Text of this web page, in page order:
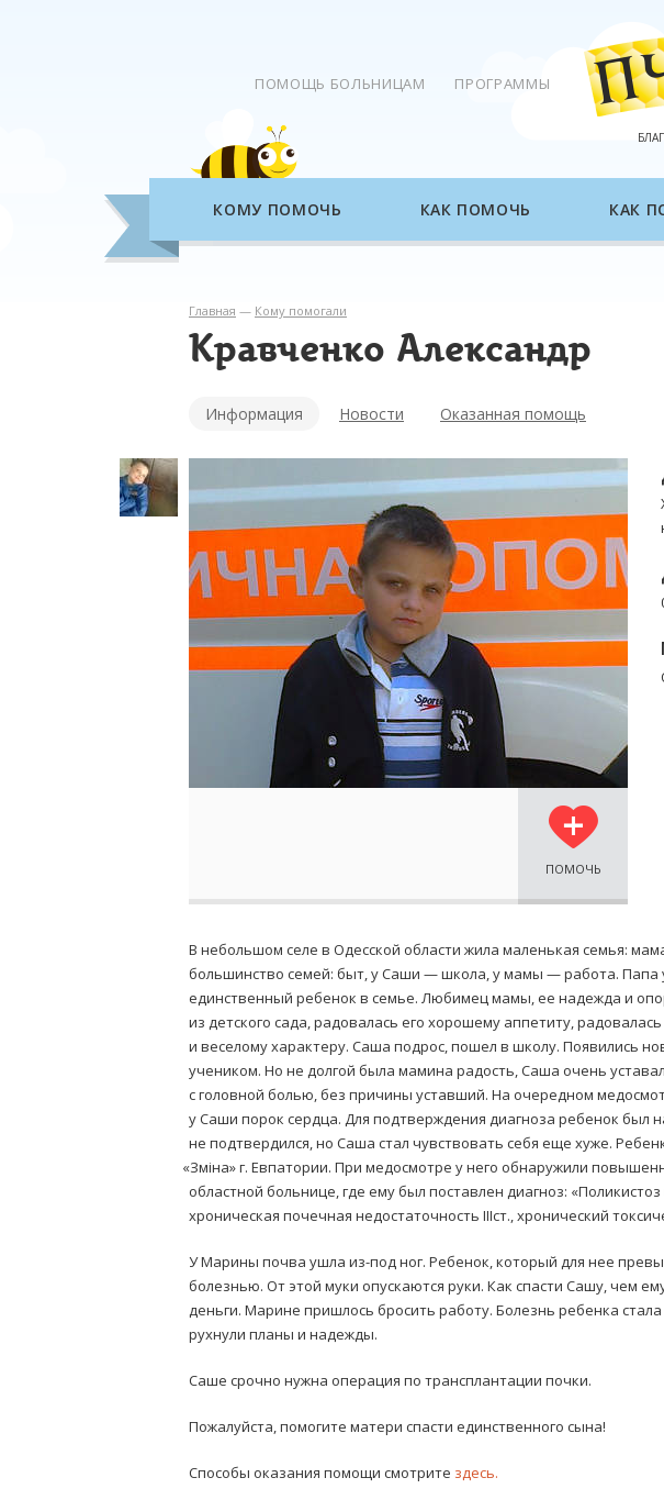
ПОМОЩЬ БОЛЬНИЦАМ ПРОГРАММЫ
КОМУ ПОМОЧЬ КАК ПОМОЧЬ КАК
Главная — Кому помогали
Кравченко Александр
Информация Новости Оказанная помощь
ПОМОЧЬ
В небольшом селе в Одесской области жила маленькая семья:
большинство семей: быт, у Саши — школа, у мамы — работа. Папа
единственный ребенок в семье. Любимец мамы, ее надежда и
из детского сада, радовалась его хорошему аппетиту,
и веселому характеру. Саша подрос, пошел в школу. Появились
учеником. Но не долгой была мамина радость, Саша очень
с головной болью, без причины уставший. На очередном
у Саши порок сердца. Для подтверждения диагноза ребенок был
не подтвердился, но Саша стал чувствовать себя еще хуже.
«Зміна» г. Евпатории. При медосмотре у него обнаружили
областной больнице, где ему был поставлен диагноз:
хроническая почечная недостаточность IIIст., хронический
У Марины почва ушла из-под ног. Ребенок, который для нее
болезнью. От этой муки опускаются руки. Как спасти Сашу, чем
деньги. Марине пришлось бросить работу. Болезнь ребенка
рухнули планы и надежды.
Саше срочно нужна операция по трансплантации почки.
Пожалуйста, помогите матери спасти единственного сына!
Способы оказания помощи смотрите здесь.